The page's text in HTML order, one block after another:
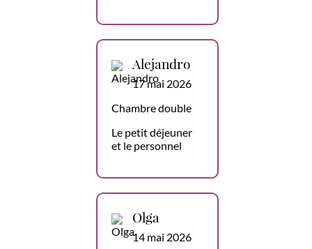
Alejandro
17 mai 2026
Chambre double
Le petit déjeuner
et le personnel
Olga
14 mai 2026